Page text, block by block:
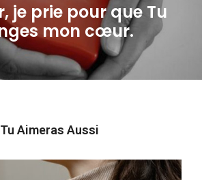
Next
post:
je prie pour que Tu
mon cœur.
Tu Aimeras Aussi